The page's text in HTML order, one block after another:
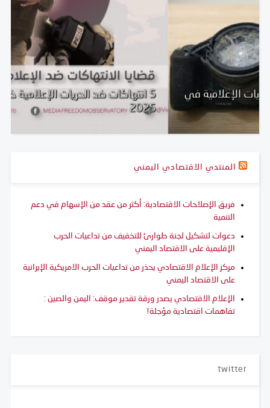
5 انتهاكات ضد الحريات الإعلامية خلال شهر ابريل
2025
المنتدي الاقتصادي اليمني
فريق الإصلاحات الاقتصادية: أكثر من عقد من الإسهام في دعم
التنمية
دعوات لتشكيل لجنة طوارئ للتخفيف من تداعيات الحرب
الإقليمية على الاقتصاد اليمني
مركز الإعلام الاقتصادي يحذر من تداعيات الحرب الامريكية الإيرانية
على الاقتصاد اليمني
الإعلام الاقتصادي يصدر ورقة تقدير موقف: اليمن والصين :
تفاهمات اقتصادية مؤجلة!
twitter